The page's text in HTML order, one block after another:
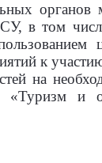
в том
к
на
«Туризм и